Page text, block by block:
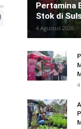
Pertamina
Stok di
4 Agustus 2026